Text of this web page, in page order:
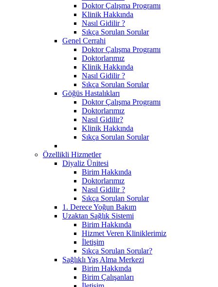
Doktor Çalışma Programı
Klinik Hakkında
Nasıl Gidilir ?
Sıkça Sorulan Sorular
Genel Cerrahi
Doktor Çalışma Programı
Doktorlarımız
Klinik Hakkında
Nasıl Gidilir ?
Sıkça Sorulan Sorular
Göğüs Hastalıkları
Doktor Çalışma Programı
Doktorlarımız
Nasıl Gidilir?
Klinik Hakkında
Sıkça Sorulan Sorular
Özellikli Hizmetler
Diyaliz Ünitesi
Birim Hakkında
Doktorlarımız
Nasıl Gidilir ?
Sıkça Sorulan Sorular
1. Derece Yoğun Bakım
Uzaktan Sağlık Sistemi
Birim Hakkında
Hizmet Veren Kliniklerimiz
İletişim
Sıkça Sorulan Sorular?
Sağlıklı Yaş Alma Merkezi
Birim Hakkında
Birim Çalışanları